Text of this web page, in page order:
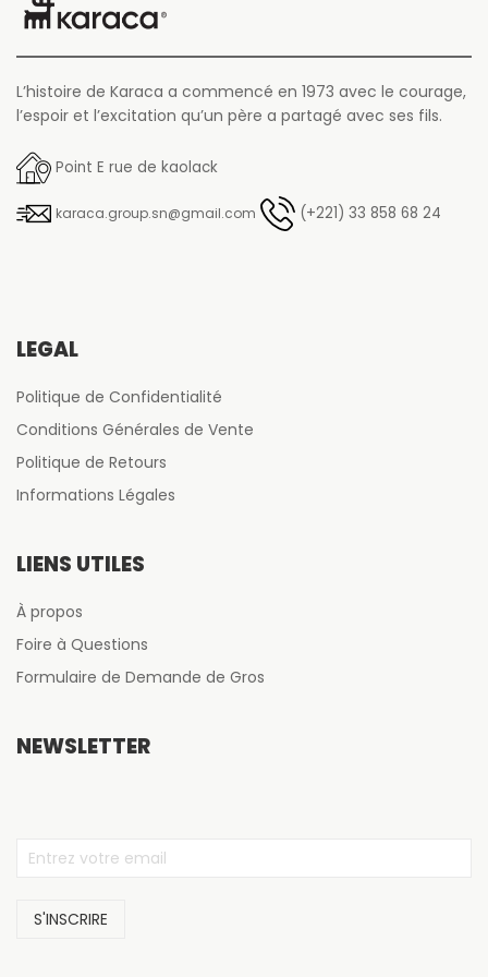
L’histoire de Karaca a commencé en 1973 avec le courage,
l’espoir et l’excitation qu’un père a partagé avec ses fils.
Point E rue de kaolack
karaca.group.sn@gmail.com (+221) 33 858 68 24
LÉGAL
Politique de Confidentialité
Conditions Générales de Vente
Politique de Retours
Informations Légales
LIENS UTILES
À propos
Foire à Questions
Formulaire de Demande de Gros
NEWSLETTER